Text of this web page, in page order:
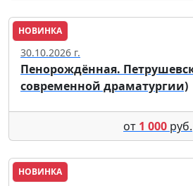
НОВИНКА
Москва
30.10.2026 г.
Пенорождённая.
современной драматургии)
от 1 000 руб.
НОВИНКА
Москва